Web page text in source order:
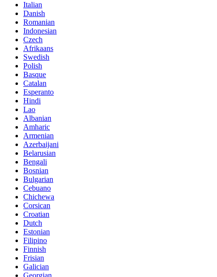
Italian
Danish
Romanian
Indonesian
Czech
Afrikaans
Swedish
Polish
Basque
Catalan
Esperanto
Hindi
Lao
Albanian
Amharic
Armenian
Azerbaijani
Belarusian
Bengali
Bosnian
Bulgarian
Cebuano
Chichewa
Corsican
Croatian
Dutch
Estonian
Filipino
Finnish
Frisian
Galician